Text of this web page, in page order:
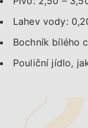
Lahev vody:
Bochník bílého
Pouliční jídlo,